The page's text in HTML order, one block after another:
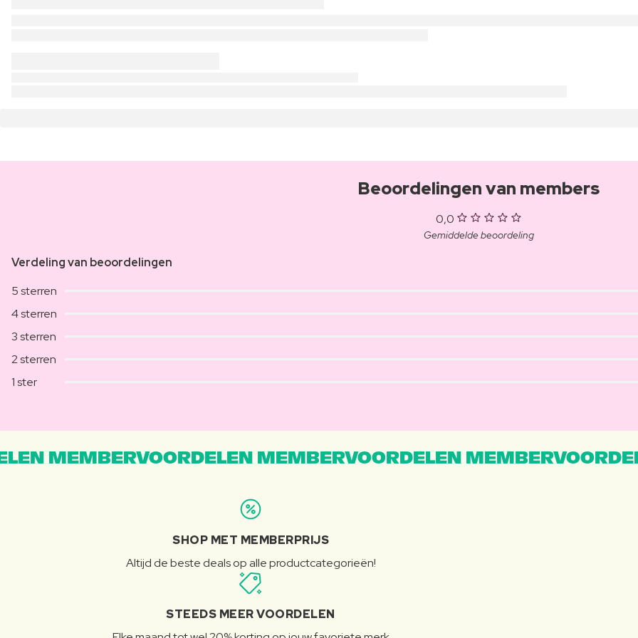
Beoordelingen van members
0,0
Gemiddelde beoordeling
Verdeling van beoordelingen
5 sterren
4 sterren
3 sterren
2 sterren
1 ster
MEMBERVOORDELEN MEMBERVOORDELEN
SHOP MET MEMBERPRIJS
Altijd de beste deals op alle productcategorieën!
STEEDS MEER VOORDELEN